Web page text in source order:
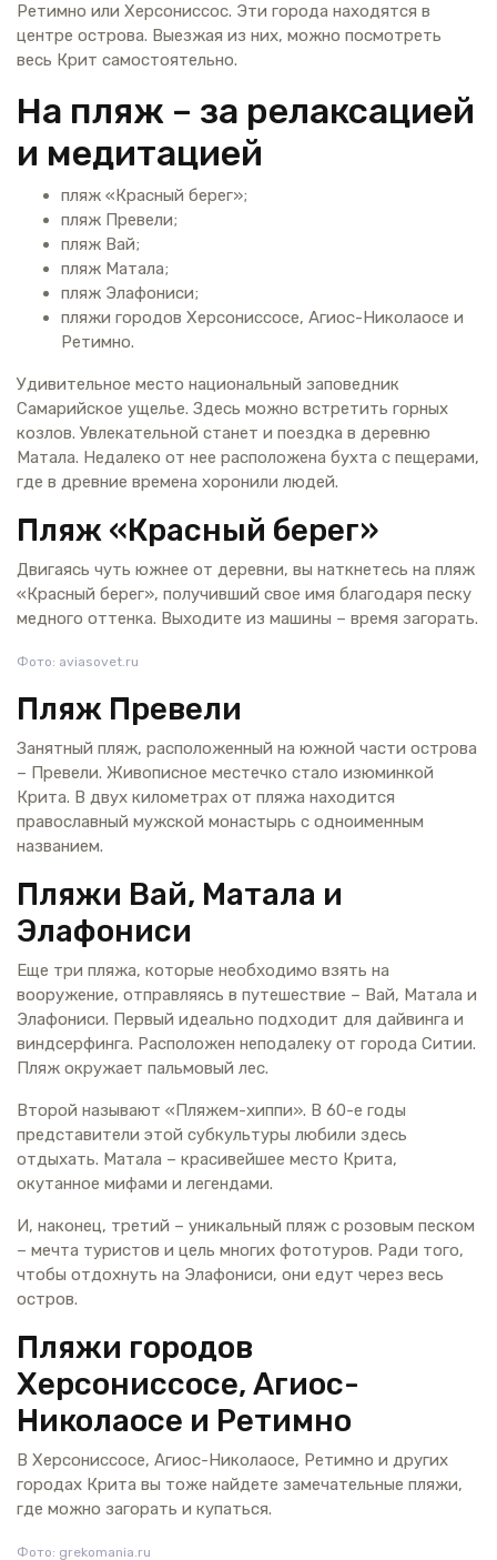
Ретимно или Херсониссос. Эти города находятся в
центре острова. Выезжая из них, можно посмотреть
весь Крит самостоятельно.
На пляж – за релаксацией
и медитацией
пляж «Красный берег»;
пляж Превели;
пляж Вай;
пляж Матала;
пляж Элафониси;
пляжи городов Херсониссосе, Агиос-Николаосе и
Ретимно.
Удивительное место национальный заповедник
Самарийское ущелье. Здесь можно встретить горных
козлов. Увлекательной станет и поездка в деревню
Матала. Недалеко от нее расположена бухта с пещерами,
где в древние времена хоронили людей.
Пляж «Красный берег»
Двигаясь чуть южнее от деревни, вы наткнетесь на пляж
«Красный берег», получивший свое имя благодаря песку
медного оттенка. Выходите из машины – время загорать.
Фото: aviasovet.ru
Пляж Превели
Занятный пляж, расположенный на южной части острова
– Превели. Живописное местечко стало изюминкой
Крита. В двух километрах от пляжа находится
православный мужской монастырь с одноименным
названием.
Пляжи Вай, Матала и
Элафониси
Еще три пляжа, которые необходимо взять на
вооружение, отправляясь в путешествие – Вай, Матала и
Элафониси. Первый идеально подходит для дайвинга и
виндсерфинга. Расположен неподалеку от города Ситии.
Пляж окружает пальмовый лес.
Второй называют «Пляжем-хиппи». В 60-е годы
представители этой субкультуры любили здесь
отдыхать. Матала – красивейшее место Крита,
окутанное мифами и легендами.
И, наконец, третий – уникальный пляж с розовым песком
– мечта туристов и цель многих фототуров. Ради того,
чтобы отдохнуть на Элафониси, они едут через весь
остров.
Пляжи городов
Херсониссосе, Агиос-
Николаосе и Ретимно
В Херсониссосе, Агиос-Николаосе, Ретимно и других
городах Крита вы тоже найдете замечательные пляжи,
где можно загорать и купаться.
Фото: grekomania.ru